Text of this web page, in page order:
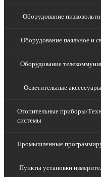
Оборудование
Оборудование паяльное и
Оборудование
Осветительные аксессуары
Отопительные приборы/
системы
Промышленные
Пункты установки